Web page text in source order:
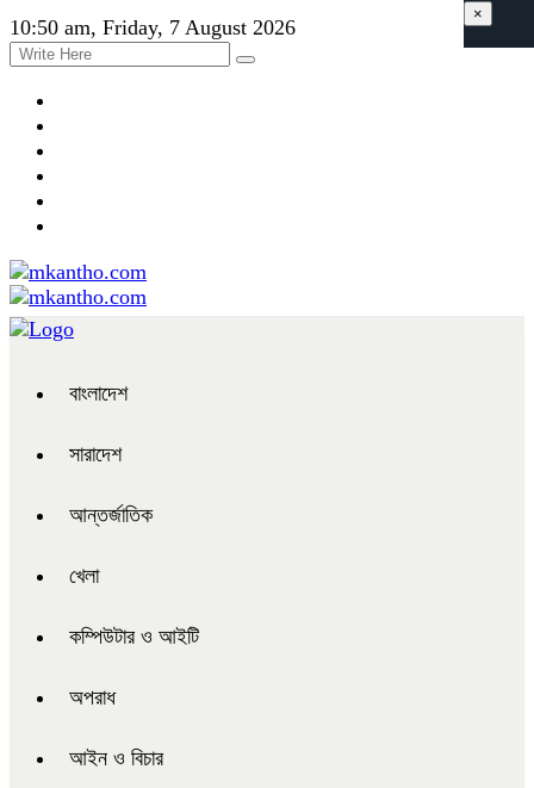
10:50 am, Friday, 7 August 2026
বাংলাদেশ
সারাদেশ
আন্তর্জাতিক
খেলা
কম্পিউটার ও আইটি
অপরাধ
আইন ও বিচার
×